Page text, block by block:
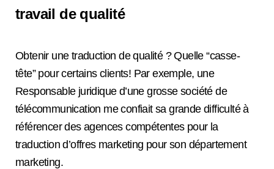
travail de qualité
Obtenir une traduction de qualité ? Quelle “casse-
tête” pour certains clients! Par exemple, une
Responsable juridique d’une grosse société de
télécommunication me confiait sa grande difficulté à
référencer des agences compétentes pour la
traduction d’offres marketing pour son département
marketing.